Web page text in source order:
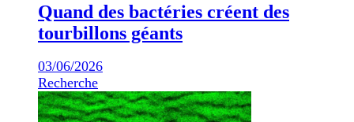
Quand des bactéries créent des
tourbillons géants
03/06/2026
Recherche